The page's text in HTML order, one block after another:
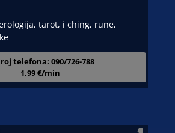
tarot, i ching, rune,
telefona: 090/726-788
1,99 €/min